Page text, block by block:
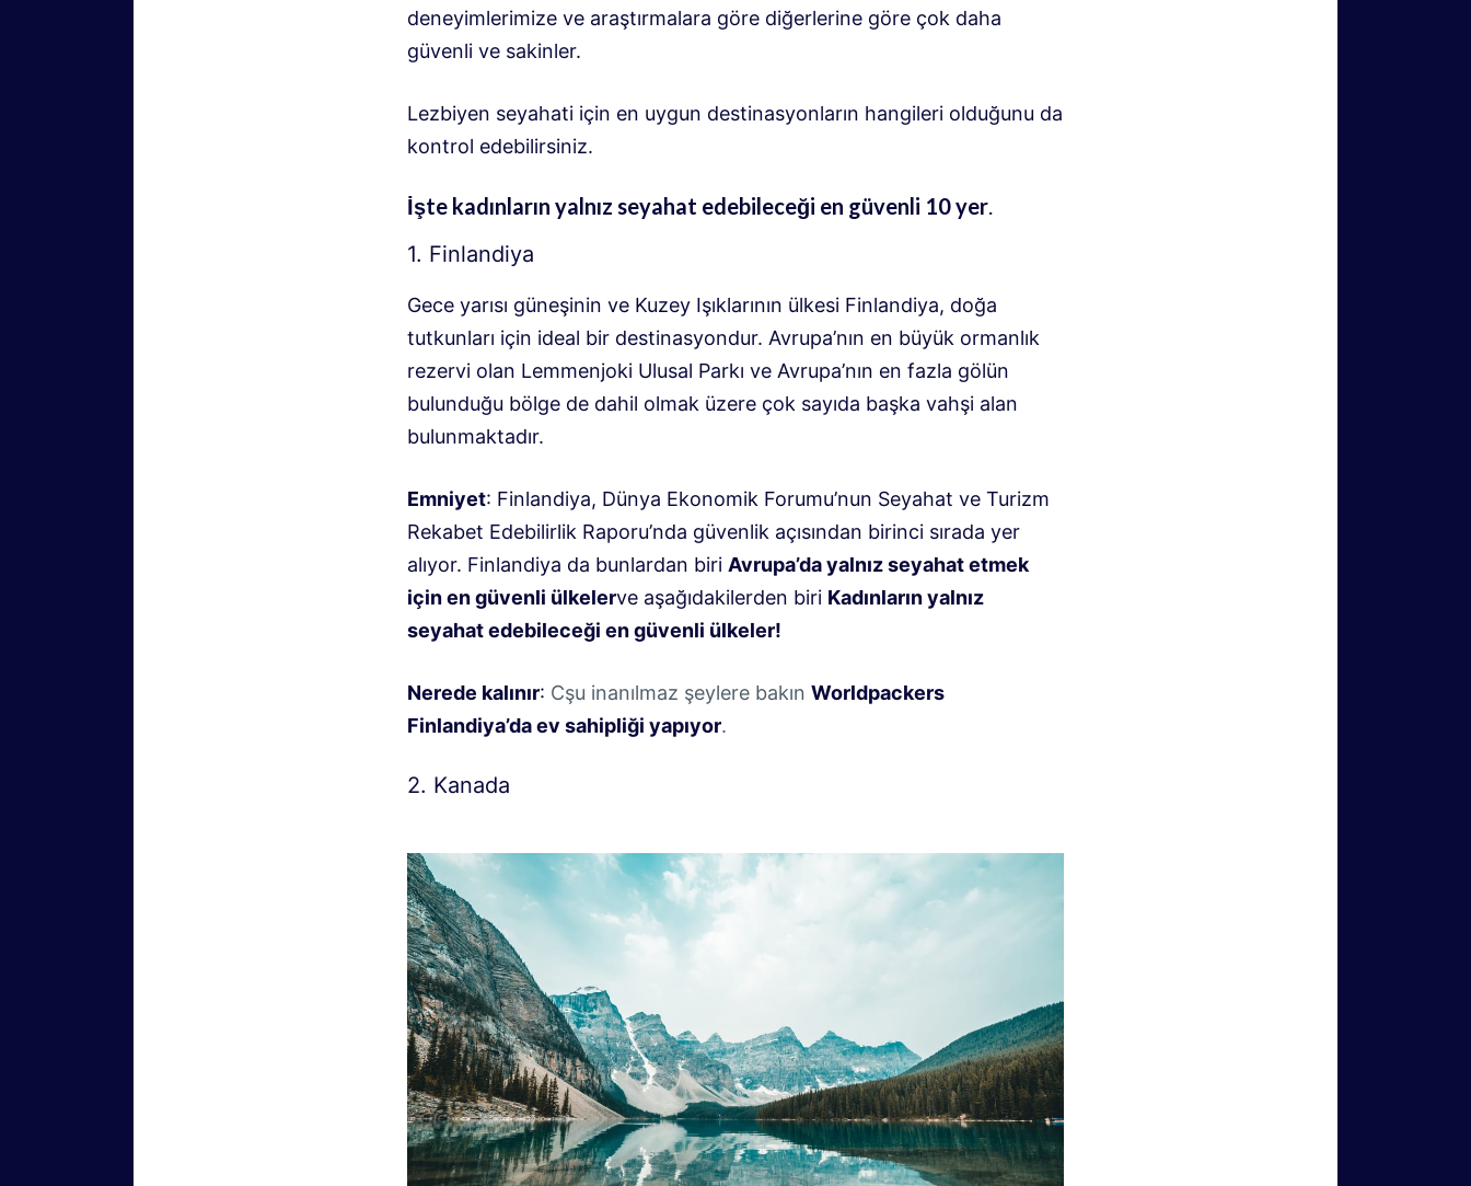
deneyimlerimize ve araştırmalara göre diğerlerine göre çok daha
güvenli ve sakinler.
Lezbiyen seyahati için en uygun destinasyonların hangileri olduğunu da
kontrol edebilirsiniz.
İşte kadınların yalnız seyahat edebileceği en güvenli 10 yer.
1. Finlandiya
Gece yarısı güneşinin ve Kuzey Işıklarının ülkesi Finlandiya, doğa
tutkunları için ideal bir destinasyondur. Avrupa’nın en büyük ormanlık
rezervi olan Lemmenjoki Ulusal Parkı ve Avrupa’nın en fazla gölün
bulunduğu bölge de dahil olmak üzere çok sayıda başka vahşi alan
bulunmaktadır.
Emniyet: Finlandiya, Dünya Ekonomik Forumu’nun Seyahat ve Turizm
Rekabet Edebilirlik Raporu’nda güvenlik açısından birinci sırada yer
alıyor. Finlandiya da bunlardan biri Avrupa’da yalnız seyahat etmek
için en güvenli ülkelerve aşağıdakilerden biri Kadınların yalnız
seyahat edebileceği en güvenli ülkeler!
Nerede kalınır: Cşu inanılmaz şeylere bakın Worldpackers
Finlandiya’da ev sahipliği yapıyor.
2. Kanada